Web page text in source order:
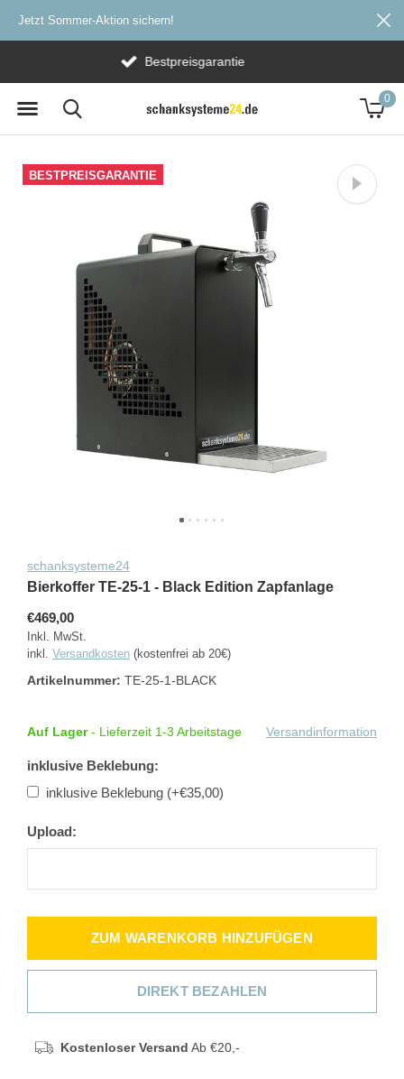
0
Versandkostenfrei ab 20€
Jetzt Sommer-Aktion sichern!
BESTPREISGARANTIE
schanksysteme24
Bierkoffer TE-25-1 - Black Edition Zapfanlage
€469,00
Inkl. MwSt.
inkl. Versandkosten (kostenfrei ab 20€)
Artikelnummer: TE-25-1-BLACK
Auf Lager- Lieferzeit 1-3 Arbeitstage Versandinformation
inklusive Beklebung:
inklusive Beklebung (+€35,00)
Upload:
ZUM WARENKORB HINZUFÜGEN
DIREKT BEZAHLEN
Kostenloser Versand Ab €20,-